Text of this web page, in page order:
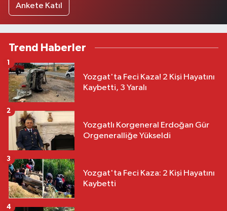
Ankete Katıl
Trend Haberler
Yozgat'ta Feci Kaza! 2 Kişi Hayatını
Kaybetti, 3 Yaralı
1
Yozgatlı Korgeneral Erdoğan Gür
Orgeneralliğe Yükseldi
2
Yozgat'ta Feci Kaza: 2 Kişi Hayatını
Kaybetti
3
4